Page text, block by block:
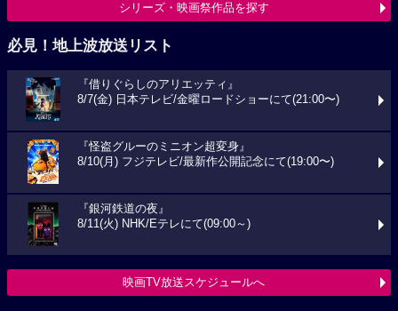
シリーズ・映画祭作品を探す
必見！地上波放送リスト
『借りぐらしのアリエッティ』
8/7(金) 日本テレビ/金曜ロードショーにて(21:00〜)
『怪盗グルーのミニオン超変身』
8/10(月) フジテレビ/最新作公開記念にて(19:00〜)
『銀河鉄道の夜』
8/11(火) NHK/Eテレにて(09:00～)
映画TV放送スケジュールへ